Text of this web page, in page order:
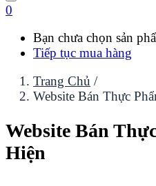
0
Bạn chưa chọn sản
Tiếp tục mua hàng
Trang Chủ /
Website Bán Thực
Website Bán
Hiện